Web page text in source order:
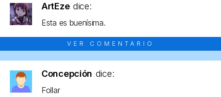
ArtEze dice:
Esta es buenísima.
VER COMENTARIO
Concepción dice:
Follar